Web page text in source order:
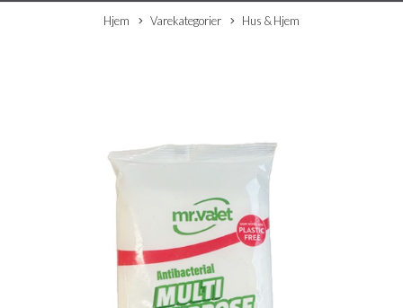
Hjem Varekategorier Hus & Hjem